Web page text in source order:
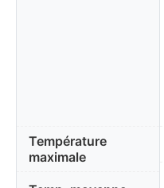
Température
maximale